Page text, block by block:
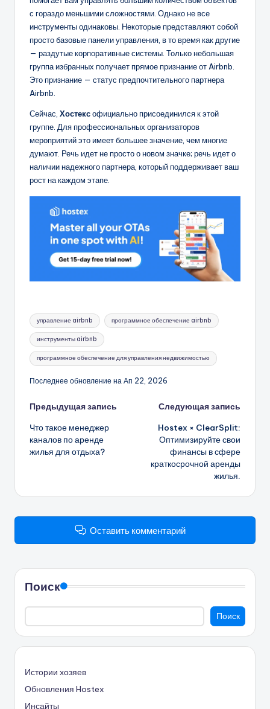
с гораздо меньшими сложностями. Однако не все
инструменты одинаковы. Некоторые представляют собой
просто базовые панели управления, в то время как другие
— раздутые корпоративные системы. Только небольшая
группа избранных получает прямое признание от Airbnb.
Это признание — статус предпочтительного партнера
Airbnb.
Сейчас, Хостексофициально присоединился к этой
группе. Для профессиональных организаторов
мероприятий это имеет большее значение, чем многие
думают. Речь идет не просто о новом значке; речь идет о
наличии надежного партнера, который поддерживает ваш
рост на каждом этапе.
Метки:
управление airbnb программное обеспечение airbnb
инструменты airbnb
программное обеспечение для управления недвижимостью
Последнее обновление на Ап 22, 2026
Навигация
записи
Предыдущая запись
Что такое менеджер
каналов по аренде
жилья для отдыха?
Следующая запись
Hostex × ClearSplit:
Оптимизируйте свои
финансы в сфере
краткосрочной аренды
жилья.
Оставить комментарий
Поиск
Поиск
Истории хозяев
Обновления Hostex
Инсайты